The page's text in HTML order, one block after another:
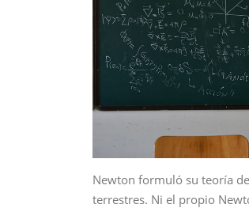
Newton formuló su teoría
terrestres. Ni el propio